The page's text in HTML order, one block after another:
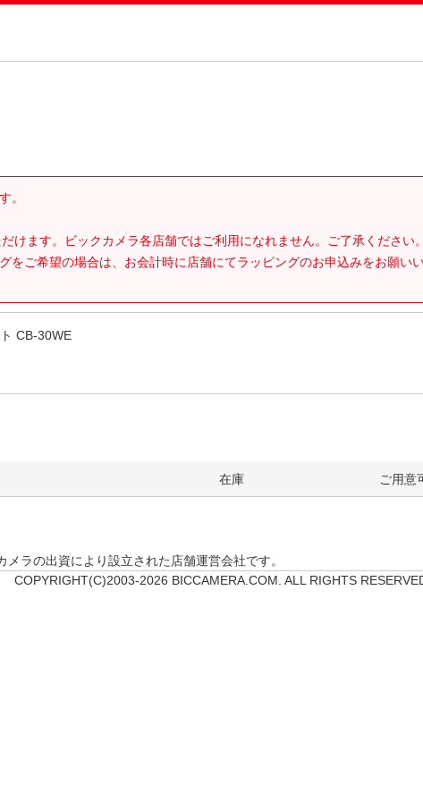
。
けます。ビックカメラ各店舗ではご利用になれません。ご了承ください。
をご希望の場合は、お会計時に店舗にてラッピングのお申込みをお願い
CB-30WE
在庫 ご用意
ラの出資により設立された店舗運営会社です。
COPYRIGHT(C)2003-2026 BICCAMERA.COM. ALL RIGHTS